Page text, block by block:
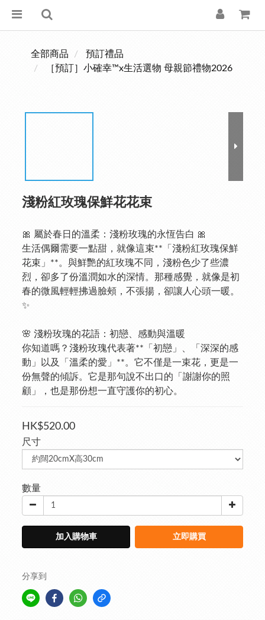
全部商品
預訂禮品
［預訂］小確幸™x生活選物 母親節禮物2026
淺粉紅玫瑰保鮮花花束
🎀 屬於春日的溫柔：淺粉玫瑰的永恆告白 🎀
生活偶爾需要一點甜，就像這束**「淺粉紅玫瑰保鮮
花束」**。與鮮艷的紅玫瑰不同，淺粉色少了些濃
烈，卻多了份溫潤如水的深情。那種感覺，就像是初
春的微風輕輕拂過臉頰，不張揚，卻讓人心頭一暖。
✨
🌸 淺粉玫瑰的花語：初戀、感動與溫暖
你知道嗎？淺粉玫瑰代表著**「初戀」、「深深的感
動」以及「溫柔的愛」**。它不僅是一束花，更是一
份無聲的傾訴。它是那句說不出口的「謝謝你的照
顧」，也是那份想一直守護你的初心。
HK$520.00
尺寸
數量
加入購物車 立即購買
分享到